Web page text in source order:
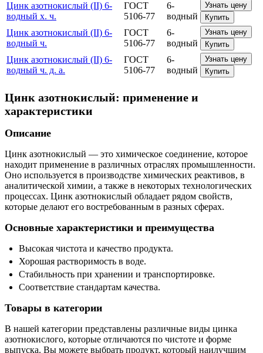
Цинк азотнокислый (II) 6-
водный х. ч.
ГОСТ
5106-77
6-
водный
Узнать цену
Купить
Цинк азотнокислый (II) 6-
водный ч.
ГОСТ
5106-77
6-
водный
Узнать цену
Купить
Цинк азотнокислый (II) 6-
водный ч. д. а.
ГОСТ
5106-77
6-
водный
Узнать цену
Купить
Цинк азотнокислый: применение и
характеристики
Описание
Цинк азотнокислый — это химическое соединение, которое
находит применение в различных отраслях промышленности.
Оно используется в производстве химических реактивов, в
аналитической химии, а также в некоторых технологических
процессах. Цинк азотнокислый обладает рядом свойств,
которые делают его востребованным в разных сферах.
Основные характеристики и преимущества
Высокая чистота и качество продукта.
Хорошая растворимость в воде.
Стабильность при хранении и транспортировке.
Соответствие стандартам качества.
Товары в категории
В нашей категории представлены различные виды цинка
азотнокислого, которые отличаются по чистоте и форме
выпуска. Вы можете выбрать продукт, который наилучшим